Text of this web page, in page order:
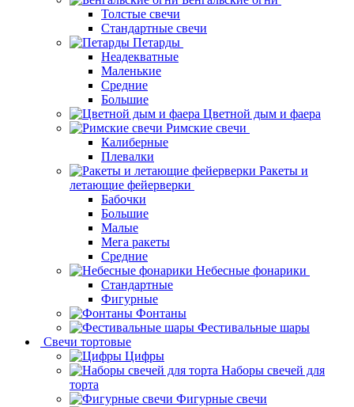
Толстые свечи
Стандартные свечи
Петарды
Неадекватные
Маленькие
Средние
Большие
Цветной дым и фаера
Римские свечи
Калиберные
Плевалки
Ракеты и
летающие фейерверки
Бабочки
Большие
Малые
Мега ракеты
Средние
Небесные фонарики
Стандартные
Фигурные
Фонтаны
Фестивальные шары
Свечи тортовые
Цифры
Наборы свечей для
торта
Фигурные свечи